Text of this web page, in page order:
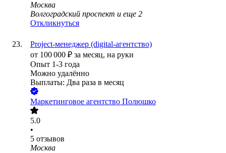
Москва
Волгоградский проспект и еще 2
Откликнуться
Project-менеджер (digital-агентство)
от 100 000 ₽ за месяц, на руки
Опыт 1-3 года
Можно удалённо
Выплаты: Два раза в месяц
Маркетинговое агентство Полюшко
5.0
•
5 отзывов
Москва